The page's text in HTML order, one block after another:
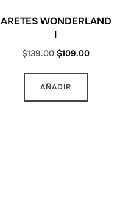
ARETES WONDERLAND
I
$139.00 Original
was:
$109.00Current
AÑADIR